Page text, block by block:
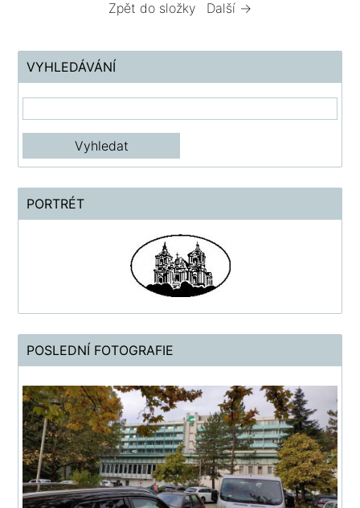
Zpět do složky Další →
VYHLEDÁVÁNÍ
PORTRÉT
POSLEDNÍ FOTOGRAFIE